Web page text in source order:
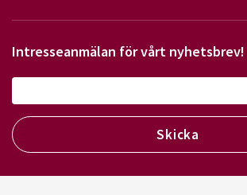
Intresseanmälan för vårt nyhetsbrev!